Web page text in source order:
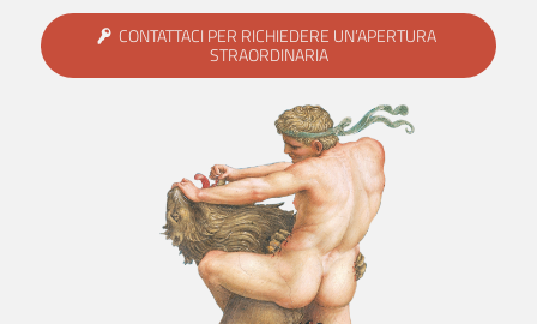
CONTATTACI PER RICHIEDERE UN’APERTURA
STRAORDINARIA
ORARI
Iscriviti alla newsletter
dell’Accademia Nazionale dei